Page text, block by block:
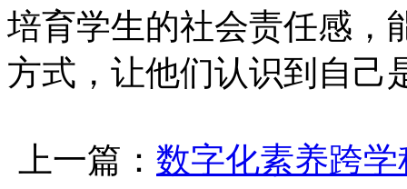
培育学生的社会责任感，
方式，让他们认识到自己
上一篇： 数字化素养跨